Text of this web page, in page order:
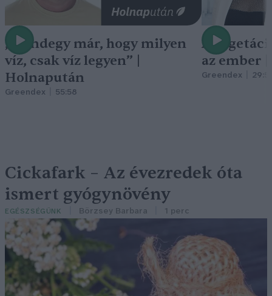
„Mindegy már, hogy milyen
víz, csak víz legyen” |
Holnapután
Greendex 55:58
A
az ember
Greendex
Cickafark – Az évezredek óta
ismert gyógynövény
EGÉSZSÉGÜNK Börzsey Barbara 1 perc